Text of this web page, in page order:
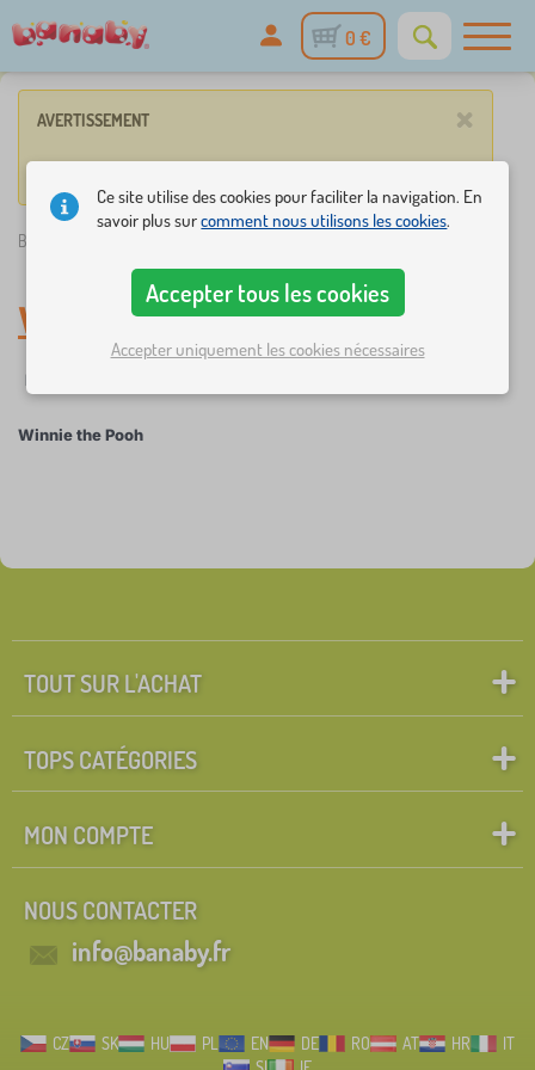
0 €
×
AVERTISSEMENT
Banaby.fr
Winnie the Pooh
Filtrer
FILTRATION
Winnie the Pooh
TOUT SUR L'ACHAT
TOPS CATÉGORIES
MON COMPTE
NOUS CONTACTER
info@banaby.fr
CZ SK HU PL EN DE RO AT HR
IT
Ce site utilise des cookies pour faciliter la navigation. En
savoir plus surcomment nous utilisons les cookies.
Accepter tous les cookies
Accepter uniquement les cookies nécessaires